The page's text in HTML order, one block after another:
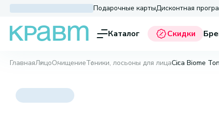
Подарочные картыДисконтная
Каталог Скидки
ГлавнаяЛицоОчищениеТоники, лосьоны для лицаCica Biome